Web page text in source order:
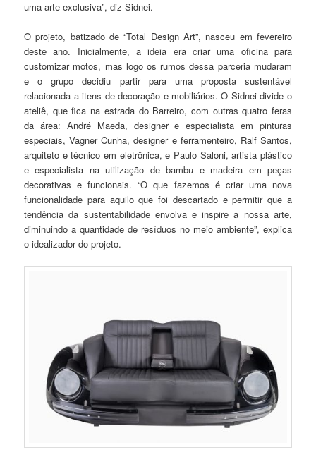
uma arte exclusiva”, diz Sidnei.
O projeto, batizado de “Total Design Art”, nasceu em fevereiro
deste ano. Inicialmente, a ideia era criar uma oficina para
customizar motos, mas logo os rumos dessa parceria mudaram
e o grupo decidiu partir para uma proposta sustentável
relacionada a itens de decoração e mobiliários. O Sidnei divide o
ateliê, que fica na estrada do Barreiro, com outras quatro feras
da área: André Maeda, designer e especialista em pinturas
especiais, Vagner Cunha, designer e ferramenteiro, Ralf Santos,
arquiteto e técnico em eletrônica, e Paulo Saloni, artista plástico
e especialista na utilização de bambu e madeira em peças
decorativas e funcionais. “O que fazemos é criar uma nova
funcionalidade para aquilo que foi descartado e permitir que a
tendência da sustentabilidade envolva e inspire a nossa arte,
diminuindo a quantidade de resíduos no meio ambiente”, explica
o idealizador do projeto.